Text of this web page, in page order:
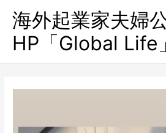
海外起業家夫婦
HP「Global Life」